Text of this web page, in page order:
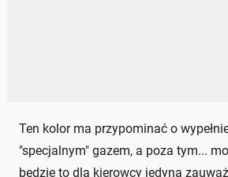
Ten kolor ma przypominać o
"specjalnym" gazem, a poza tym...
będzie to dla kierowcy jedyna